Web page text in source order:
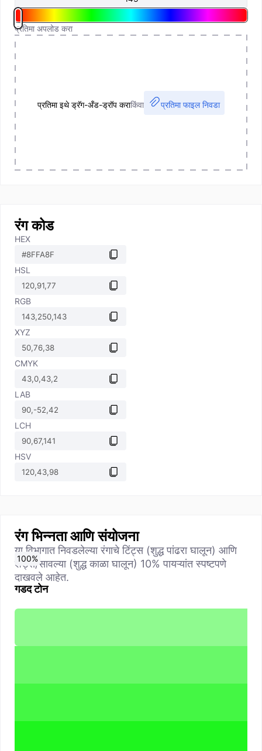
प्रतिमा अपलोड करा
प्रतिमा इथे ड्रॅग-अँड-ड्रॉप कराकिंवा प्रतिमा फाइल निवडा
रंग कोड
HEX
HSL
RGB
XYZ
CMYK
LAB
LCH
HSV
रंग भिन्नता आणि संयोजना
या विभागात निवडलेल्या रंगाचे टिंट्स (शुद्ध पांढरा घालून) आणि
शेड्स/सावल्या (शुद्ध काळा घालून) 10% पायऱ्यांत स्पष्टपणे
दाखवले आहेत.
गडद टोन
0%
10%
20%
30%
40%
50%
60%
70%
80%
90%
100%